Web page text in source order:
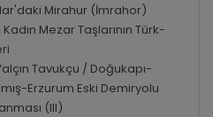
Mirahur (İmrahor)
Mezar Taşlarının Türk-
Tavukçu / Doğukapı-
Erzurum Eski Demiryolu
(III)